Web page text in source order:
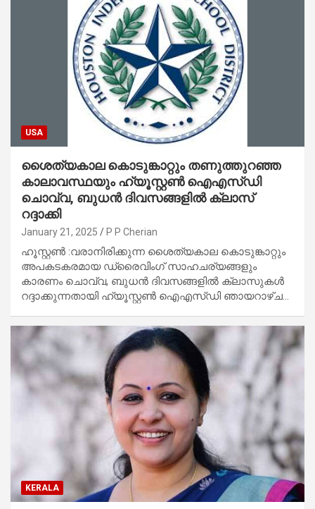
USA
ശൈത്യകാല കൊടുങ്കാറ്റും തണുത്തുറഞ്ഞ
കാലാവസ്ഥയും ഹ്യൂസ്റ്റൺ ഐഎസ്ഡി
ചൊവ്വ, ബുധൻ ദിവസങ്ങളിൽ ക്ലാസ്
റദ്ദാക്കി
January 21, 2025 P P Cherian
ഹൂസ്റ്റൺ :വരാനിരിക്കുന്ന ശൈത്യകാല കൊടുങ്കാറ്റും
അപകടകരമായ ഡ്രൈവിംഗ് സാഹചര്യങ്ങളും
കാരണം ചൊവ്വ, ബുധൻ ദിവസങ്ങളിൽ ക്ലാസുകൾ
റദ്ദാക്കുന്നതായി ഹ്യൂസ്റ്റൺ ഐഎസ്ഡി ഞായറാഴ്ച…
KERALA